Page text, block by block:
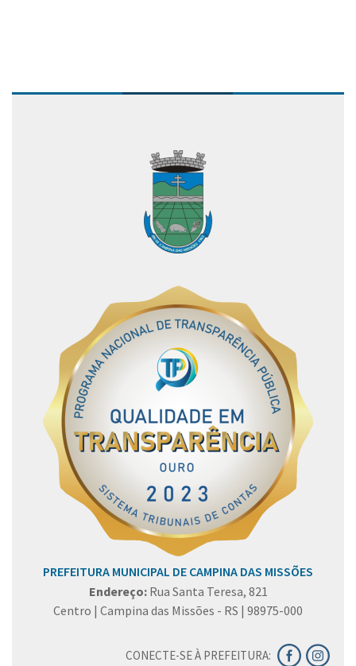
PREFEITURA MUNICIPAL DE CAMPINA DAS MISSÕES
Endereço: Rua Santa Teresa, 821
Centro | Campina das Missões - RS | 98975-000
CONECTE-SE À PREFEITURA: